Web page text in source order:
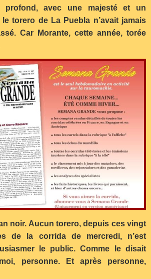
avec une majesté et un
torero de La Puebla n’avait jamais
Car Morante, cette année, torée
noir. Aucun torero, depuis ces vingt
de la corrida de mercredi, n’est
le public. Comme le disait
personne. Et après personne,